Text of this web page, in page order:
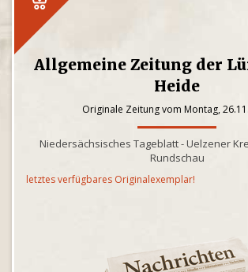
Allgemeine Zeitung der
Heide
Originale Zeitung vom Montag,
Niedersächsisches Tageblatt - Uelzener
Rundschau
letztes verfügbares Originalexemplar!